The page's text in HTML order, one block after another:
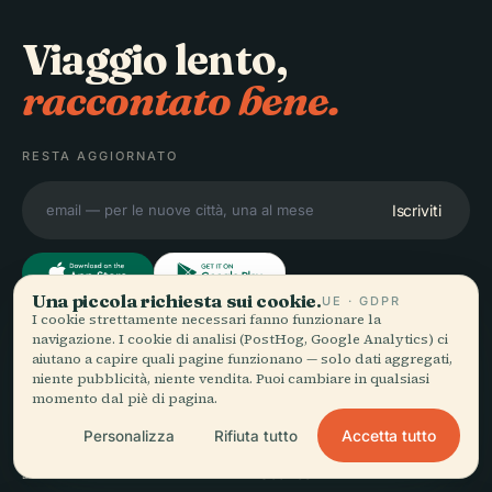
Viaggio lento,
raccontato bene.
RESTA AGGIORNATO
Iscriviti
Audiala
Audioguide per come vaghi
davvero — con fonti oneste,
scaricate una volta sola.
ESPLORA
Destinazioni
Consigli di viaggio
Vedi i prezzi
Scarica
Una piccola richiesta sui cookie.UE · GDPR
I cookie strettamente necessari fanno funzionare la
navigazione. I cookie di analisi (PostHog, Google Analytics) ci
aiutano a capire quali pagine funzionano — solo dati aggregati,
niente pubblicità, niente vendita. Puoi cambiare in qualsiasi
momento dal piè di pagina.
Personalizza Rifiuta tutto Accetta tutto